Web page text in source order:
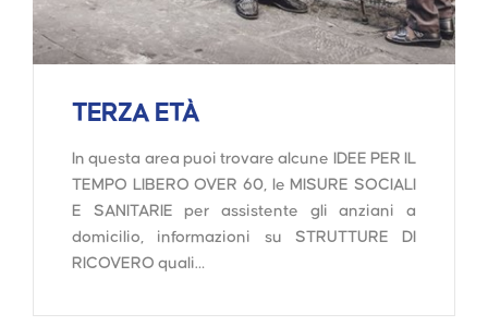
TERZA ETÀ
In questa area puoi trovare alcune IDEE PER IL
TEMPO LIBERO OVER 60, le MISURE SOCIALI
E SANITARIE per assistente gli anziani a
domicilio, informazioni su STRUTTURE DI
RICOVERO quali…